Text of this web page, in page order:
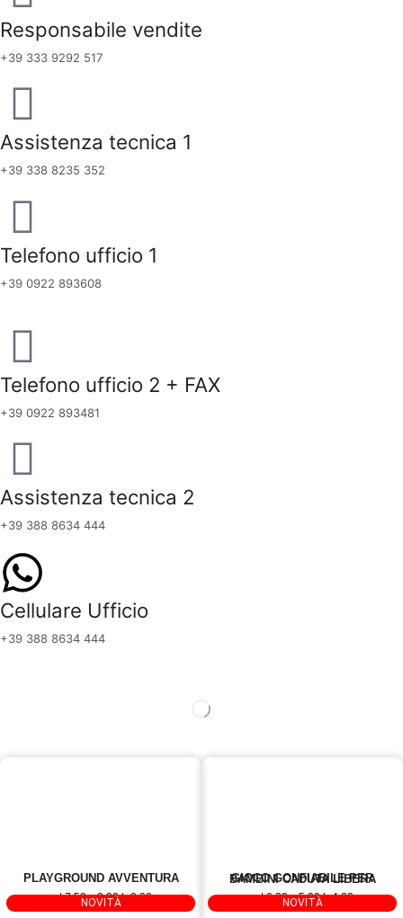
Responsabile vendite
+39 333 9292 517
Assistenza tecnica 1
+39 338 8235 352
Telefono ufficio 1
+39 0922 893608
Telefono ufficio 2 + FAX
+39 0922 893481
Assistenza tecnica 2
+39 388 8634 444
Cellulare Ufficio
+39 388 8634 444
PLAYGROUND AVVENTURA
mt 7,50 x 3,00 h 3,00
Codice: NOVITA' 281
NOVITÀ
GIOCO GONFIABILE PER BAMBINI CADUTA LIBERA
mt 6,00 x 5,00 h 4,00
Codice : NOVITA' 245
NOVITÀ